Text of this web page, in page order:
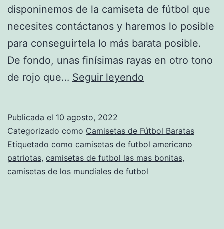
disponinemos de la camiseta de fútbol que
necesites contáctanos y haremos lo posible
para conseguirtela lo más barata posible.
De fondo, unas finísimas rayas en otro tono
de rojo que… Seguir leyendo
de
mexico
Publicada el 10 agosto, 2022
Categorizado como Camisetas de Fútbol Baratas
Etiquetado como camisetas de futbol americano
patriotas, camisetas de futbol las mas bonitas,
camisetas de los mundiales de futbol